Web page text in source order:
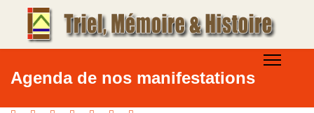
Agenda de nos manifestations